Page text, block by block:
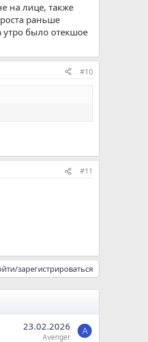
на лице, также
раньше
утро было отекшое
#10
#11
зарегистрироваться
23.02.2026
Avenger
A